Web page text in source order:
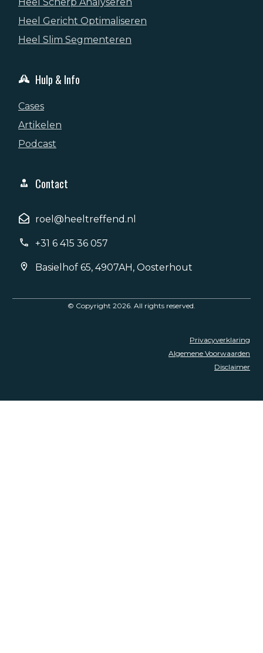
Heel Gericht Optimaliseren
Heel Slim Segmenteren
Hulp & Info
Cases
Artikelen
Podcast
Contact
roel@heeltreffend.nl
+31 6 415 36 057
Basielhof 65, 4907AH, Oosterhout
© Copyright 2026. All rights reserved.
Privacyverklaring
Algemene Voorwaarden
Disclaimer